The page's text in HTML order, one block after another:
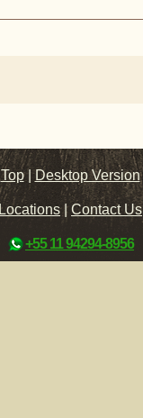
Top |Desktop Version
Locations|Contact Us
+55 11 94294-8956